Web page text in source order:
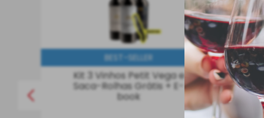
750 ml
BEST-SELLER
Kit 3 Vinhos Petit Vega e
Saca-Rolhas Grátis + E-
book